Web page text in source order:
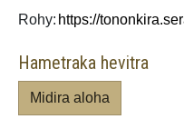
Rohy:
Hametraka hevitra
Midira aloha